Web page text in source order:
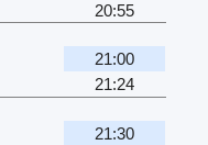
20:55
21:00
21:24
21:30